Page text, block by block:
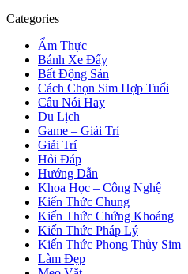
Categories
Ẩm Thực
Bánh Xe Đẩy
Bất Động Sản
Cách Chọn Sim Hợp Tuổi
Câu Nói Hay
Du Lịch
Game – Giải Trí
Giải Trí
Hỏi Đáp
Hướng Dẫn
Khoa Học – Công Nghệ
Kiến Thức Chung
Kiến Thức Chứng Khoáng
Kiến Thức Pháp Lý
Kiến Thức Phong Thủy Sim
Làm Đẹp